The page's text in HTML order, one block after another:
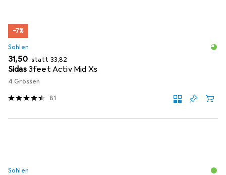
−7%
Sohlen
EUR
31,50 statt EUR
33,82
Sidas 3feet Activ Mid Xs
4 Grössen
81
Sohlen